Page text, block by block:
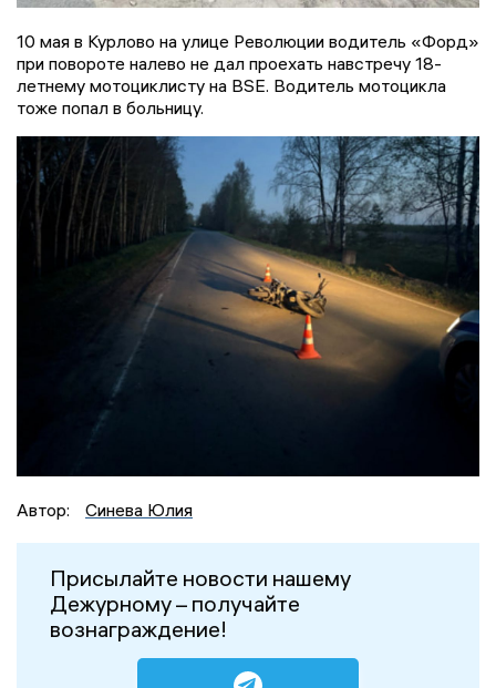
10 мая в Курлово на улице Революции водитель «Форд»
при повороте налево не дал проехать навстречу 18-
летнему мотоциклисту на BSE. Водитель мотоцикла
тоже попал в больницу.
Автор: Синева Юлия
Присылайте новости нашему
Дежурному – получайте
вознаграждение!